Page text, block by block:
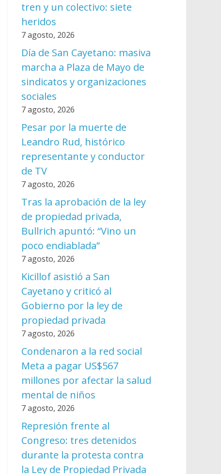
tren y un colectivo: siete
heridos
7 agosto, 2026
Día de San Cayetano: masiva
marcha a Plaza de Mayo de
sindicatos y organizaciones
sociales
7 agosto, 2026
Pesar por la muerte de
Leandro Rud, histórico
representante y conductor
de TV
7 agosto, 2026
Tras la aprobación de la ley
de propiedad privada,
Bullrich apuntó: “Vino un
poco endiablada”
7 agosto, 2026
Kicillof asistió a San
Cayetano y criticó al
Gobierno por la ley de
propiedad privada
7 agosto, 2026
Condenaron a la red social
Meta a pagar US$567
millones por afectar la salud
mental de niños
7 agosto, 2026
Represión frente al
Congreso: tres detenidos
durante la protesta contra
la Ley de Propiedad Privada